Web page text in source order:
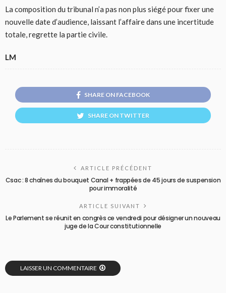
La composition du tribunal n’a pas non plus siégé pour fixer une
nouvelle date d’audience, laissant l’affaire dans une incertitude
totale, regrette la partie civile.
LM
SHARE ON FACEBOOK
SHARE ON TWITTER
ARTICLE PRÉCÉDENT
Csac : 8 chaînes du bouquet Canal + frappées de 45 jours de suspension
pour immoralité
ARTICLE SUIVANT
Le Parlement se réunit en congrès ce vendredi pour désigner un nouveau
juge de la Cour constitutionnelle
LAISSER UN COMMENTAIRE